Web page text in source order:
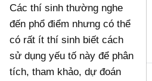
Các thí sinh thường nghe
đến phổ điểm nhưng có thể
có rất ít thí sinh biết cách
sử dụng yếu tố này để phân
tích, tham khảo, dự đoán